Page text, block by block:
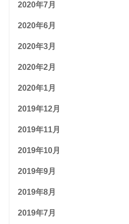
2020年7月
2020年6月
2020年3月
2020年2月
2020年1月
2019年12月
2019年11月
2019年10月
2019年9月
2019年8月
2019年7月